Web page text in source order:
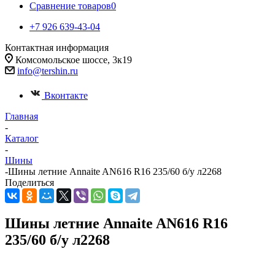
Сравнение товаров0
+7 926 639-43-04
Контактная информация
Комсомольское шоссе, 3к19
info@tershin.ru
Вконтакте
Главная
-
Каталог
-
Шины
-Шины летние Annaite AN616 R16 235/60 б/у л2268
Поделиться
Шины летние Annaite AN616 R16
235/60 б/у л2268